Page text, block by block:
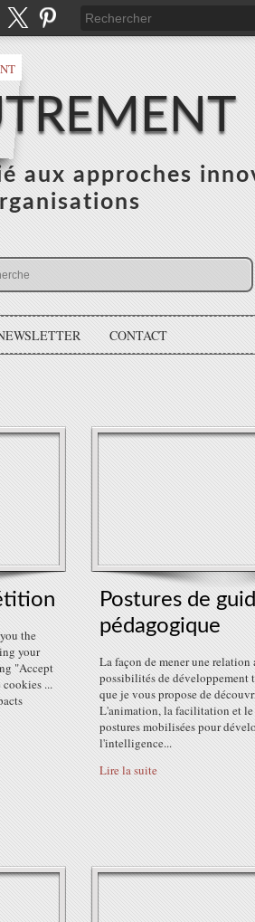
aux approches
CONTACT
the
your
"Accept
...
Postures de
pédagogique
La façon de mener une relation
possibilités de développement
que je vous propose de
L'animation, la facilitation et le
postures mobilisées pour
l'intelligence...
Lire la suite